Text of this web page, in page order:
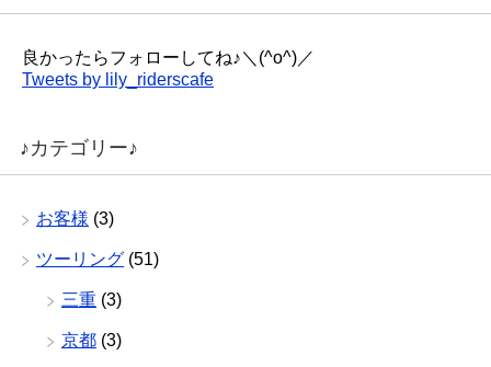
良かったらフォローしてね♪＼(^o^)／
Tweets by lily_riderscafe
♪カテゴリー♪
お客様 (3)
ツーリング (51)
三重 (3)
京都 (3)